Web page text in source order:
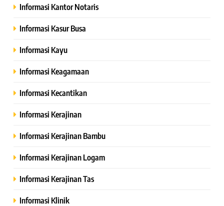
Informasi Kantor Notaris
Informasi Kasur Busa
Informasi Kayu
Informasi Keagamaan
Informasi Kecantikan
Informasi Kerajinan
Informasi Kerajinan Bambu
Informasi Kerajinan Logam
Informasi Kerajinan Tas
Informasi Klinik